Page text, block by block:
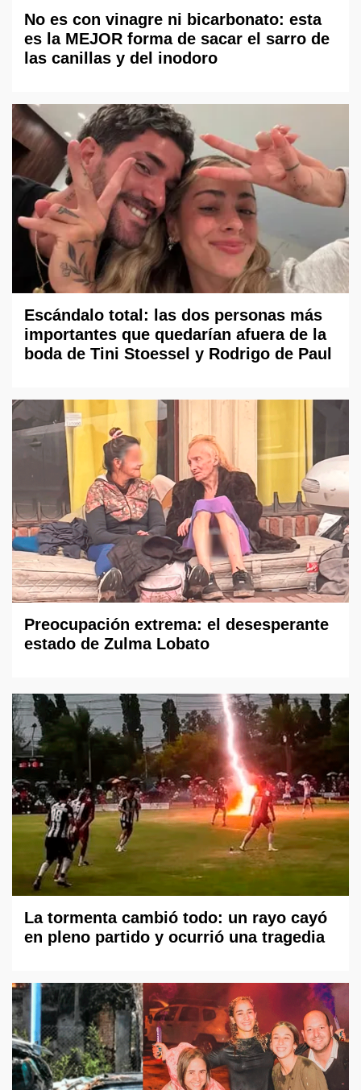
No es con vinagre ni bicarbonato: esta
es la MEJOR forma de sacar el sarro de
las canillas y del inodoro
Escándalo total: las dos personas más
importantes que quedarían afuera de la
boda de Tini Stoessel y Rodrigo de Paul
Preocupación extrema: el desesperante
estado de Zulma Lobato
La tormenta cambió todo: un rayo cayó
en pleno partido y ocurrió una tragedia